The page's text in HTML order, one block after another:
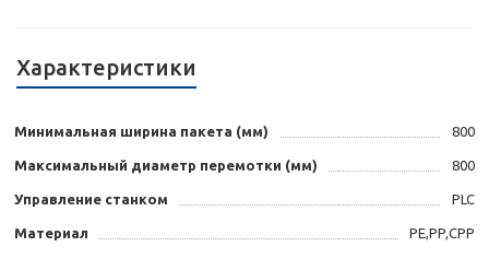
Характеристики
Минимальная ширина пакета (мм) 800
Максимальный диаметр перемотки (мм) 800
Управление станком PLC
Материал PE,PP,CPP